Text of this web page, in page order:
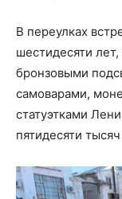
В переулках
шестидесяти
бронзовыми
самоварами,
статуэтками
пятидесяти